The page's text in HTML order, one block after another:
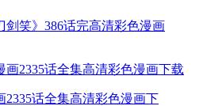
剑笑》386话完高清彩色漫画
2335话全集高清彩色漫画下